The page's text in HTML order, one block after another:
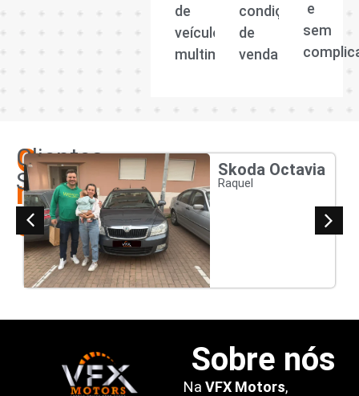
de
veículos
multimarcas.
condições
de
venda.
e
sem
Os
nossos
clientes
Clientes
Satisfeitos
Skoda Octavia
Raquel
Sobre nós
NaVFX Motors,